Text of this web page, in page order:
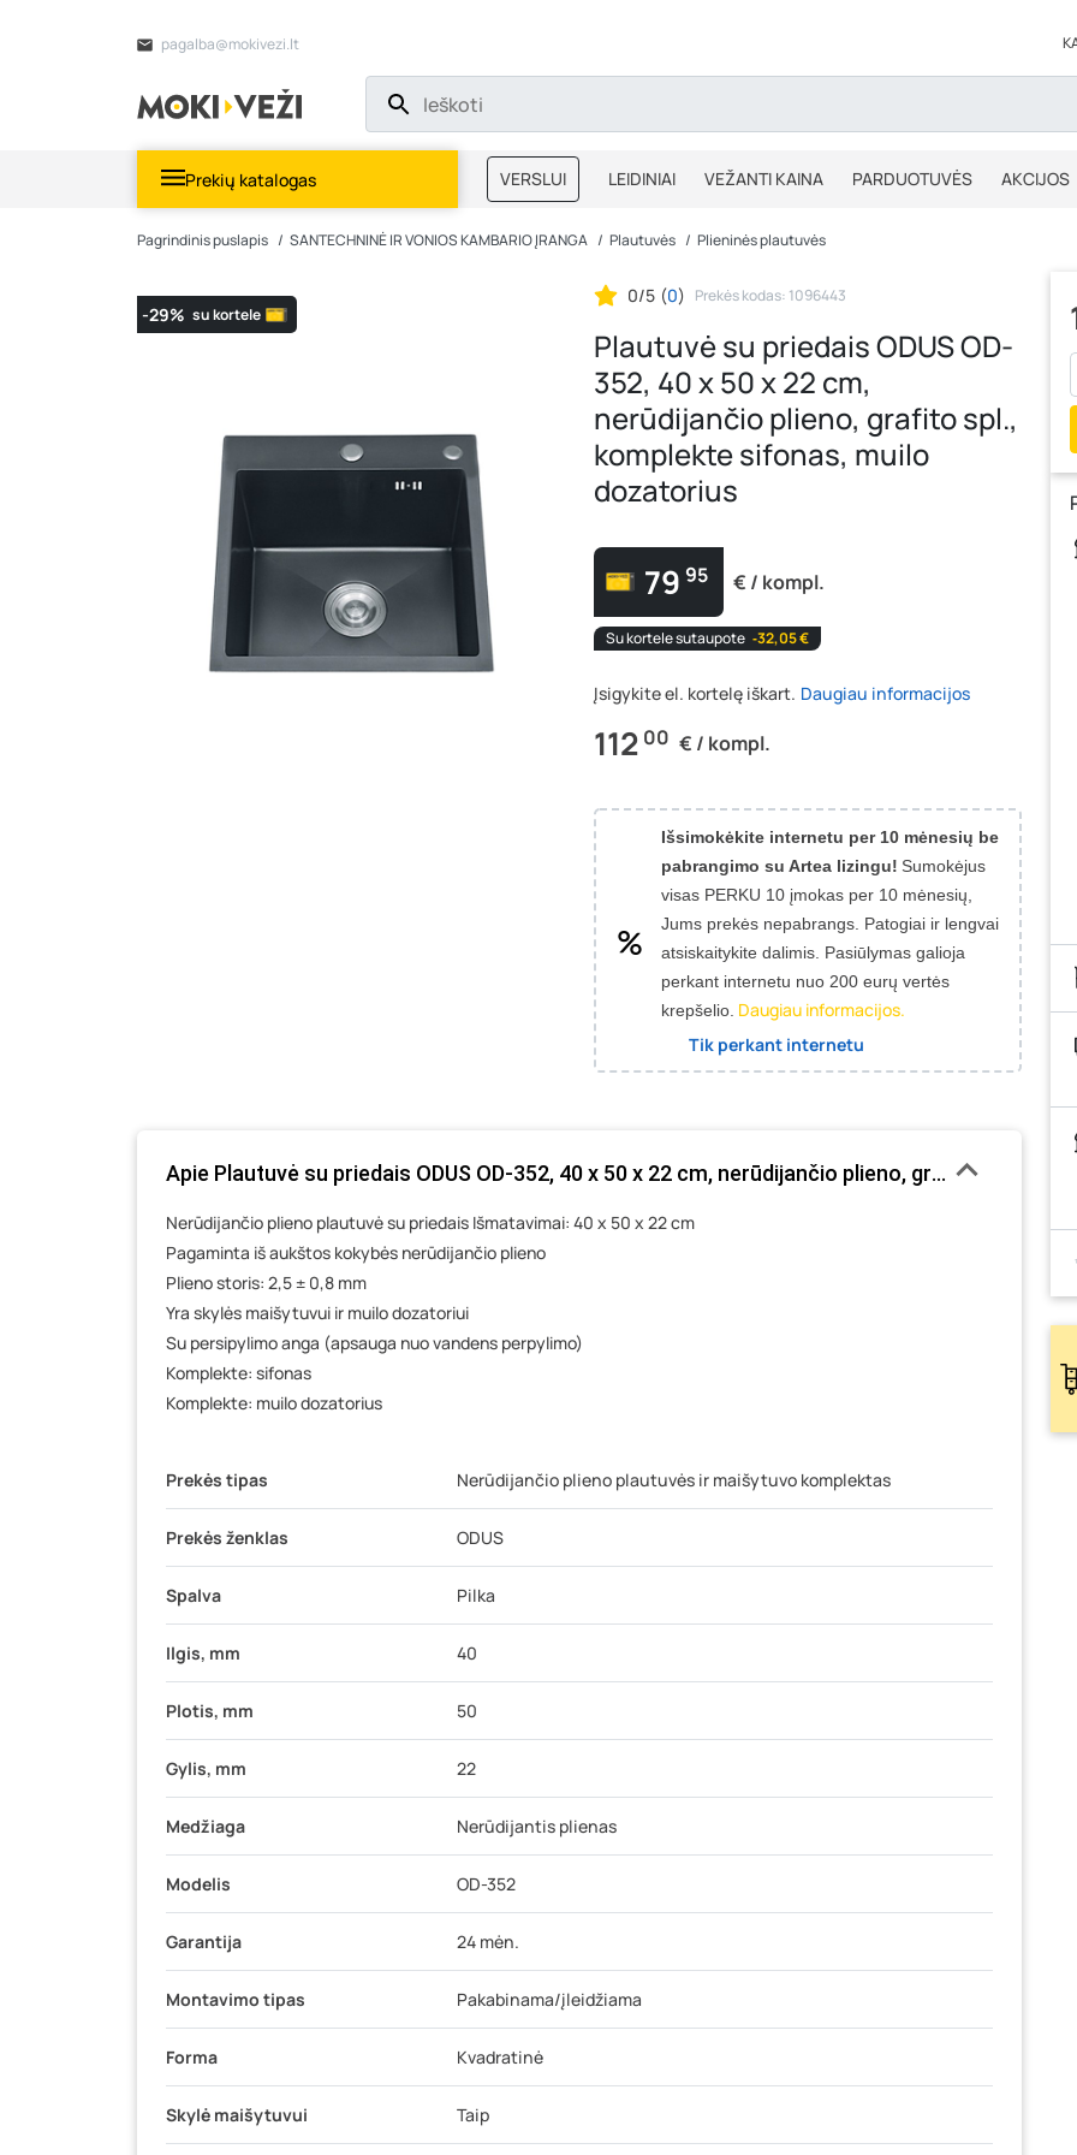
pagalba@mokivezi.lt
Prekių katalogas VERSLUI LEIDINIAI VEŽANTI KAINA PARDUOTUVĖS AKCIJOS
MOKIBLOGAS IŠPARDAVIMAS
Pagrindinis puslapis SANTECHNINĖ IR VONIOS KAMBARIO ĮRANGA Plautuvės Plieninės plautuvės
-29% su kortele
0/5 (0) Prekės kodas: 1096443
Plautuvė su priedais ODUS OD-
352, 40 x 50 x 22 cm,
nerūdijančio plieno, grafito spl.,
komplekte sifonas, muilo
dozatorius
79 95 € / kompl.
Su kortele sutaupote ‐32,05 €
Įsigykite el. kortelę iškart. Daugiau informacijos
112 00 € / kompl.
Išsimokėkite internetu per 10 mėnesių be
pabrangimo su Artea lizingu! Sumokėjus
visas PERKU 10 įmokas per 10 mėnesių,
Jums prekės nepabrangs. Patogiai ir lengvai
atsiskaitykite dalimis. Pasiūlymas galioja
perkant internetu nuo 200 eurų vertės
krepšelio. Daugiau informacijos.
Tik perkant internetu
Apie Plautuvė su priedais ODUS OD-352, 40 x 50 x 22 cm, nerūdijančio plieno, grafito spl.,
Nerūdijančio plieno plautuvė su priedais Išmatavimai: 40 x 50 x 22 cm
Pagaminta iš aukštos kokybės nerūdijančio plieno
Plieno storis: 2,5 ± 0,8 mm
Yra skylės maišytuvui ir muilo dozatoriui
Su persipylimo anga (apsauga nuo vandens perpylimo)
Komplekte: sifonas
Komplekte: muilo dozatorius
Prekės tipas Nerūdijančio plieno plautuvės ir maišytuvo komplektas
Prekės ženklas ODUS
Spalva Pilka
Ilgis, mm 40
Plotis, mm 50
Gylis, mm 22
Medžiaga Nerūdijantis plienas
Modelis OD-352
Garantija 24 mėn.
Montavimo tipas Pakabinama/įleidžiama
Forma Kvadratinė
Skylė maišytuvui Taip